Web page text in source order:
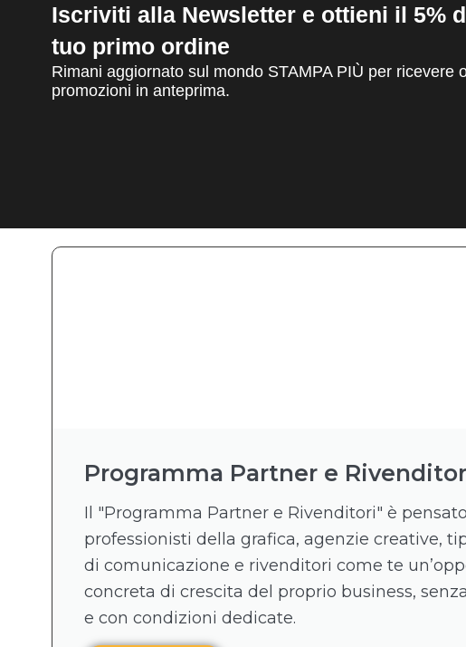
Iscriviti alla Newsletter e ottieni il 5%
tuo primo ordine
Rimani aggiornato sul mondo STAMPA PIÙ per ricevere
promozioni in anteprima.
Programma Partner e
Il "Programma Partner e Rivenditori" è
professionisti della grafica, agenzie creative,
di comunicazione e rivenditori come te
concreta di crescita del proprio business,
e con condizioni dedicate.